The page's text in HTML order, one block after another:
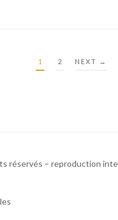
1 2 NEXT →
réservés – reproduction